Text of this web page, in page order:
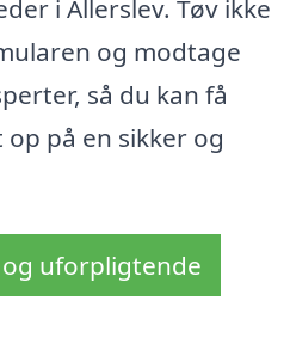
i Allerslev. Tøv ikke
og modtage
så du kan få
på en sikker og
uforpligtende